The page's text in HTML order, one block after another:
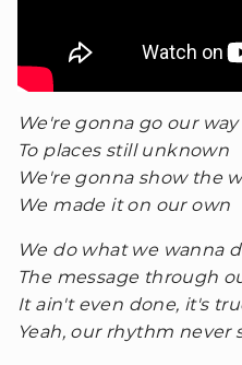
We're gonna go our way
To places still unknown
We're gonna show the
We made it on our own
We do what we wanna
The message through
It ain't even done, it's
Yeah, our rhythm never